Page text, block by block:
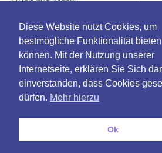
Nach einem
der SV
Jubiläumsjahr
Saison. Das
hat wichtige Spieler verloren und eine
Oben
Diese Website nutzt Cookies, um
bestmögliche Funktionalität
können. Mit der Nutzung unserer
Internetseite, erklären Sie Sich
einverstanden, dass Cookies
dürfen. Mehr hierzu
Ok